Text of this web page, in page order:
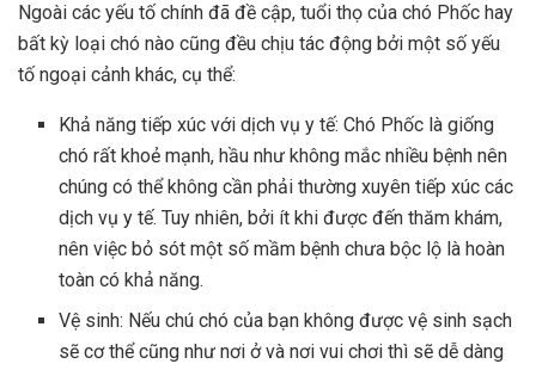
Ngoài các yếu tố chính đã đề cập, tuổi thọ của chó Phốc hay
bất kỳ loại chó nào cũng đều chịu tác động bởi một số yếu
tố ngoại cảnh khác, cụ thể:
Khả năng tiếp xúc với dịch vụ y tế: Chó Phốc là giống
chó rất khoẻ mạnh, hầu như không mắc nhiều bệnh nên
chúng có thể không cần phải thường xuyên tiếp xúc các
dịch vụ y tế. Tuy nhiên, bởi ít khi được đến thăm khám,
nên việc bỏ sót một số mầm bệnh chưa bộc lộ là hoàn
toàn có khả năng.
Vệ sinh: Nếu chú chó của bạn không được vệ sinh sạch
sẽ cơ thể cũng như nơi ở và nơi vui chơi thì sẽ dễ dàng